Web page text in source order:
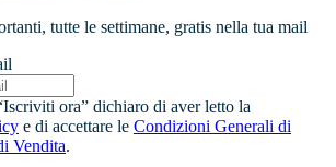
tutte le settimane, gratis nella tua mail
ora” dichiaro di aver letto la
e di accettare le Condizioni Generali di
Vendita.